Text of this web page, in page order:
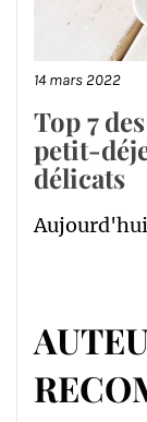
14 mars 2022
Top 7
petit-
délicats